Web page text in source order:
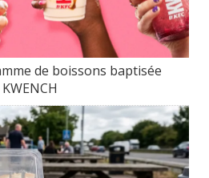
de boissons baptisée
KWENCH